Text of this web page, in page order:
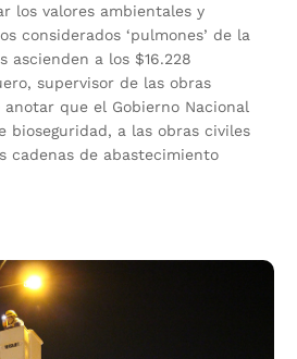
los valores ambientales y
considerados ‘pulmones’ de la
ascienden a los $16.228
supervisor de las obras
anotar que el Gobierno Nacional
bioseguridad, a las obras civiles
cadenas de abastecimiento